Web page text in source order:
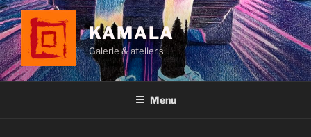
Aller
au
contenu
principal
KAMALA
Galerie & atelier.s
Menu